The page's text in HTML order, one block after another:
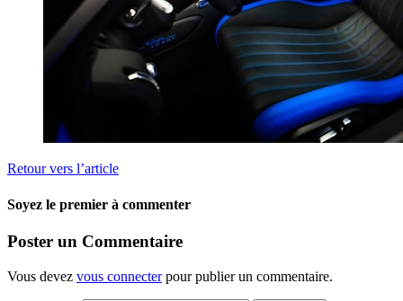
Retour vers l’article
Soyez le premier à commenter
Poster un Commentaire
Vous devez vous connecterpour publier un commentaire.